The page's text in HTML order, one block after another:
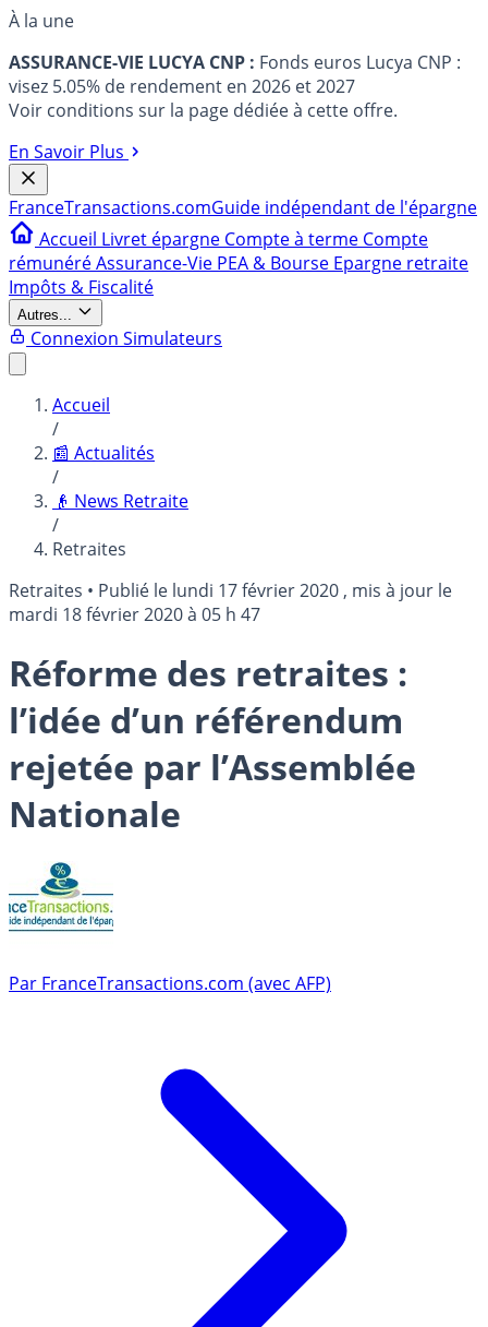
À la une
ASSURANCE-VIE LUCYA CNP : Fonds euros Lucya CNP :
visez 5.05% de rendement en 2026 et 2027
Voir conditions sur la page dédiée à cette offre.
En Savoir Plus
FranceTransactions.comGuide indépendant de l'épargne
Accueil Livret épargne Compte à terme Compte
rémunéréAssurance-Vie PEA & Bourse Epargne retraite
Impôts & Fiscalité
Autres...
Connexion Simulateurs
Accueil
/
📰 Actualités
/
👴 News Retraite
/
Retraites
Retraites • Publié le lundi 17 février 2020 , mis à jour le
mardi 18 février 2020 à 05 h 47
Réforme des retraites :
l’idée d’un référendum
rejetée par l’Assemblée
Nationale
Par FranceTransactions.com (avec AFP)